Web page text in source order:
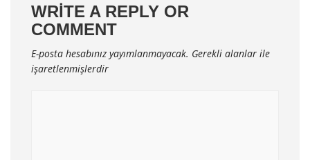
WRITE A REPLY OR
COMMENT
E-posta hesabınız yayımlanmayacak. Gerekli alanlar ile
işaretlenmişlerdir